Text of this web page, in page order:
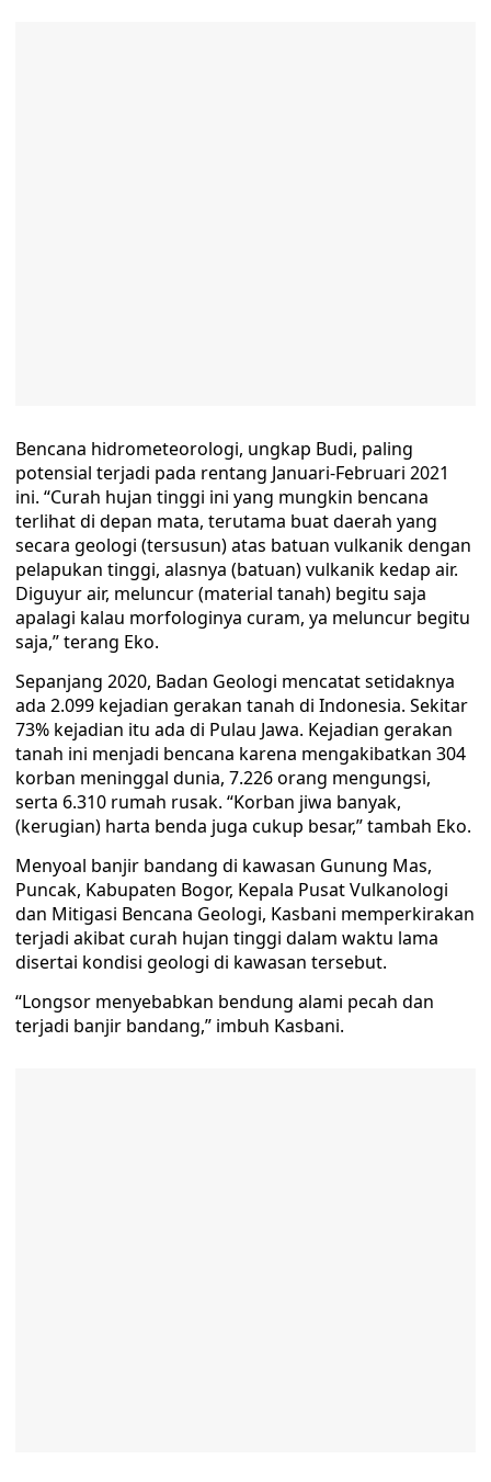
Bencana hidrometeorologi, ungkap Budi, paling
potensial terjadi pada rentang Januari-Februari 2021
ini. “Curah hujan tinggi ini yang mungkin bencana
terlihat di depan mata, terutama buat daerah yang
secara geologi (tersusun) atas batuan vulkanik dengan
pelapukan tinggi, alasnya (batuan) vulkanik kedap air.
Diguyur air, meluncur (material tanah) begitu saja
apalagi kalau morfologinya curam, ya meluncur begitu
saja,” terang Eko.
Sepanjang 2020, Badan Geologi mencatat setidaknya
ada 2.099 kejadian gerakan tanah di Indonesia. Sekitar
73% kejadian itu ada di Pulau Jawa. Kejadian gerakan
tanah ini menjadi bencana karena mengakibatkan 304
korban meninggal dunia, 7.226 orang mengungsi,
serta 6.310 rumah rusak. “Korban jiwa banyak,
(kerugian) harta benda juga cukup besar,” tambah Eko.
Menyoal banjir bandang di kawasan Gunung Mas,
Puncak, Kabupaten Bogor, Kepala Pusat Vulkanologi
dan Mitigasi Bencana Geologi, Kasbani memperkirakan
terjadi akibat curah hujan tinggi dalam waktu lama
disertai kondisi geologi di kawasan tersebut.
“Longsor menyebabkan bendung alami pecah dan
terjadi banjir bandang,” imbuh Kasbani.